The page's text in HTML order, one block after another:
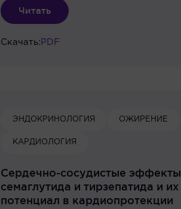
Читать
Скачать: PDF
ЭНДОКРИНОЛОГИЯ ОЖИРЕНИЕ
КАРДИОЛОГИЯ
Сердечно-сосудистые эффекты
семаглутида и тирзепатида и их
потенциал в кардиопротекции